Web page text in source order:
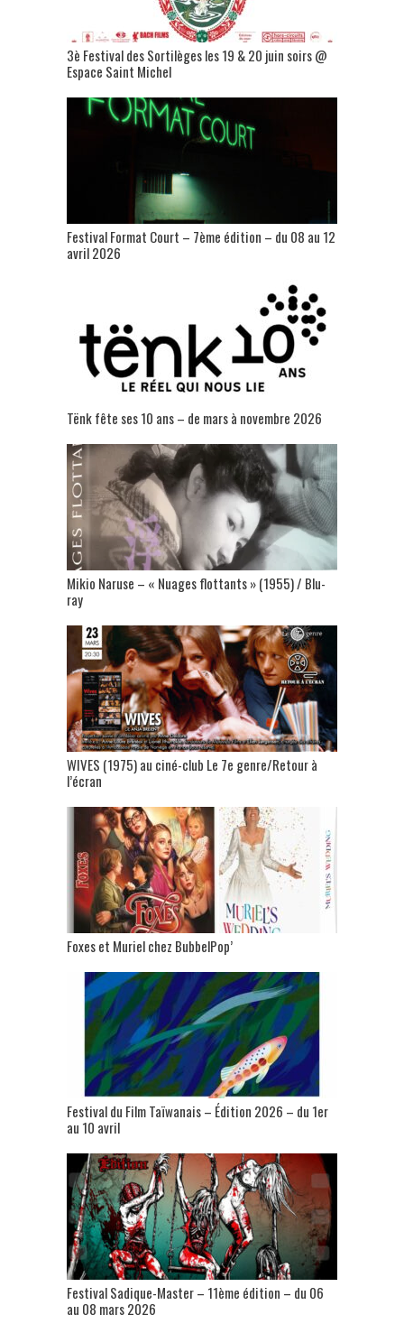
3è Festival des Sortilèges les 19 & 20 juin soirs @
Espace Saint Michel
Festival Format Court – 7ème édition – du 08 au 12
avril 2026
Tënk fête ses 10 ans – de mars à novembre 2026
Mikio Naruse – « Nuages flottants » (1955) / Blu-
ray
WIVES (1975) au ciné-club Le 7e genre/Retour à
l’écran
Foxes et Muriel chez BubbelPop’
Festival du Film Taïwanais – Édition 2026 – du 1er
au 10 avril
Festival Sadique-Master – 11ème édition – du 06
au 08 mars 2026